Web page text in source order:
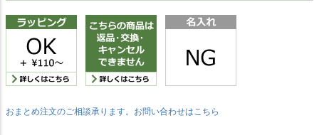
おまとめ注文のご相談承ります。お問い合わせはこちら